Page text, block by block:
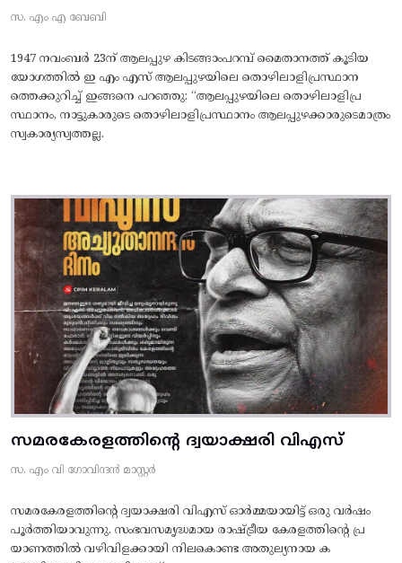
സ. എം എ ബേബി
1947 നവംബർ 23ന് ആലപ്പുഴ കിടങ്ങാംപറമ്പ്‌ മൈതാനത്ത്‌ കൂടിയ
യോഗത്തിൽ ഇ എം എസ് ആലപ്പുഴയിലെ തൊഴിലാളിപ്രസ്ഥാന
ത്തെക്കുറിച്ച് ഇങ്ങനെ പറഞ്ഞു: “ആലപ്പുഴയിലെ തൊഴിലാളിപ്ര
സ്ഥാനം, നാട്ടുകാരുടെ തൊഴിലാളിപ്രസ്ഥാനം ആലപ്പുഴക്കാരുടെമാത്രം
സ്വകാര്യസ്വത്തല്ല.
സമരകേരളത്തിൻ്റെ ദ്വയാക്ഷരി വിഎസ്
സ. എം വി ഗോവിന്ദൻ മാസ്റ്റർ
സമരകേരളത്തിൻ്റെ ദ്വയാക്ഷരി വിഎസ് ഓർമ്മയായിട്ട് ഒരു വർഷം
പൂർത്തിയാവുന്നു. സംഭവസമൃദ്ധമായ രാഷ്ട്രീയ കേരളത്തിന്റെ പ്ര
യാണത്തിൽ വഴിവിളക്കായി നിലകൊണ്ട അതുല്യനായ ക